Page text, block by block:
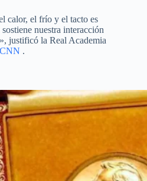
calor, el frío y el tacto es
nuestra interacción
justificó la Real Academia
CNN .